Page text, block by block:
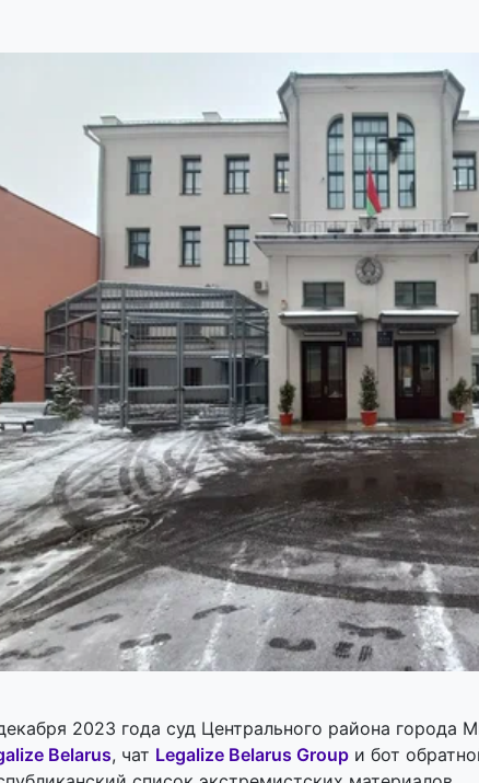
2023 года суд Центрального района города
Belarus, чат Legalize Belarus Group и бот